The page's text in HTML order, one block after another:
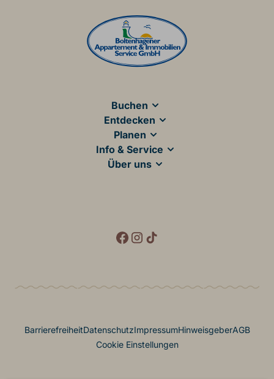
Buchen
Entdecken
Planen
Info & Service
Über uns
Social Media
Footer Menü
BarrierefreiheitDatenschutzImpressumHinweisgeberAGB
Cookie Einstellungen